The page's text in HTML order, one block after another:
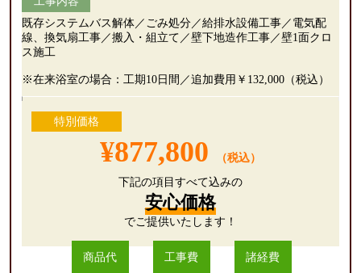
既存システムバス解体／ごみ処分／給排水設備工事／電気配
線、換気扇工事／搬入・組立て／壁下地造作工事／壁1面クロ
ス施工
※在来浴室の場合：工期10日間／追加費用￥132,000（税込）
特別価格
¥877,800
（税込）
下記の項目すべて込みの
安心価格
でご提供いたします！
商品代 工事費 諸経費